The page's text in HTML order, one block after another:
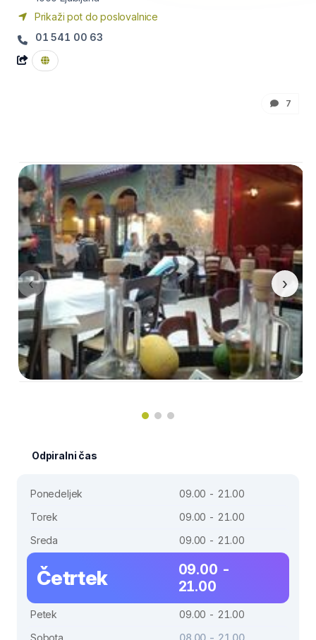
Prikaži pot do poslovalnice
01 541 00 63
7
‹ ›
Odpiralni čas
Ponedeljek
09.00 - 21.00
Torek
09.00 - 21.00
Sreda
09.00 - 21.00
Četrtek
09.00 -
21.00
Petek
09.00 - 21.00
Sobota
08.00 - 21.00